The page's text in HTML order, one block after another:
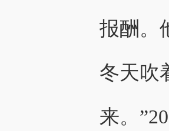
报酬。
冬天吹
来。